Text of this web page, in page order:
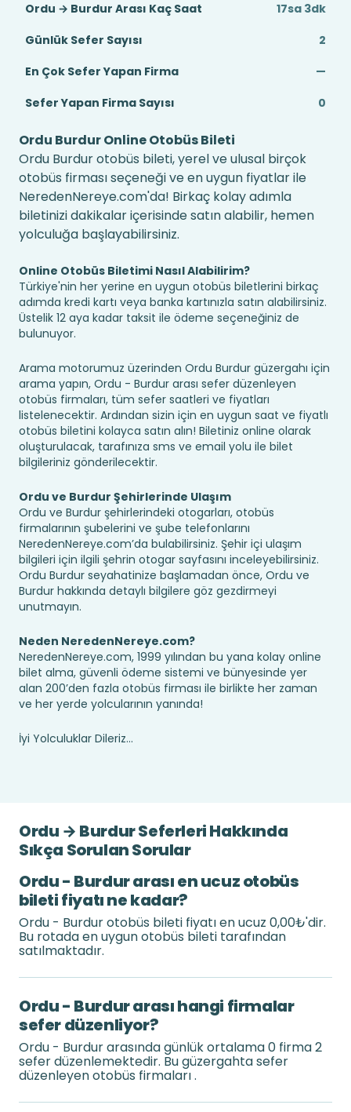
Ordu → Burdur Arası Kaç Saat
17sa 3dk
Günlük Sefer Sayısı
2
En Çok Sefer Yapan Firma
—
Sefer Yapan Firma Sayısı
0
Ordu Burdur Online Otobüs Bileti
Ordu Burdur otobüs bileti, yerel ve ulusal birçok
otobüs firması seçeneği ve en uygun fiyatlar ile
NeredenNereye.com'da! Birkaç kolay adımla
biletinizi dakikalar içerisinde satın alabilir, hemen
yolculuğa başlayabilirsiniz.
Online Otobüs Biletimi Nasıl Alabilirim?
Türkiye'nin her yerine en uygun otobüs biletlerini birkaç
adımda kredi kartı veya banka kartınızla satın alabilirsiniz.
Üstelik 12 aya kadar taksit ile ödeme seçeneğiniz de
bulunuyor.
Arama motorumuz üzerinden Ordu Burdur güzergahı için
arama yapın, Ordu - Burdur arası sefer düzenleyen
otobüs firmaları, tüm sefer saatleri ve fiyatları
listelenecektir. Ardından sizin için en uygun saat ve fiyatlı
otobüs biletini kolayca satın alın! Biletiniz online olarak
oluşturulacak, tarafınıza sms ve email yolu ile bilet
bilgileriniz gönderilecektir.
Ordu ve Burdur Şehirlerinde Ulaşım
Ordu ve Burdur şehirlerindeki otogarları, otobüs
firmalarının şubelerini ve şube telefonlarını
NeredenNereye.com’da bulabilirsiniz. Şehir içi ulaşım
bilgileri için ilgili şehrin otogar sayfasını inceleyebilirsiniz.
Ordu Burdur seyahatinize başlamadan önce, Ordu ve
Burdur hakkında detaylı bilgilere göz gezdirmeyi
unutmayın.
Neden NeredenNereye.com?
NeredenNereye.com, 1999 yılından bu yana kolay online
bilet alma, güvenli ödeme sistemi ve bünyesinde yer
alan 200’den fazla otobüs firması ile birlikte her zaman
ve her yerde yolcularının yanında!
İyi Yolculuklar Dileriz...
Ordu → Burdur Seferleri Hakkında
Sıkça Sorulan Sorular
Ordu - Burdur arası en ucuz otobüs
bileti fiyatı ne kadar?
Ordu - Burdur otobüs bileti fiyatı en ucuz 0,00₺'dir.
Bu rotada en uygun otobüs bileti tarafından
satılmaktadır.
Ordu - Burdur arası hangi firmalar
sefer düzenliyor?
Ordu - Burdur arasında günlük ortalama 0 firma 2
sefer düzenlemektedir. Bu güzergahta sefer
düzenleyen otobüs firmaları .